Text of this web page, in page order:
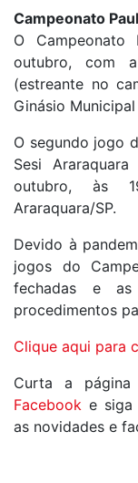
Campeonato
O
outubro, com
(estreante no
Ginásio
O segundo jogo
Sesi
outubro, às
Araraquara/SP.
Devido à
jogos do
fechadas e as
procedimentos
Clique aqui para
Curta a página
Facebook e siga
as novidades e